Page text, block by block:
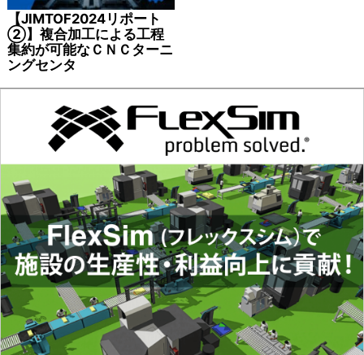
【JIMTOF2024リポート
②】複合加工による工程
集約が可能なＣＮＣターニ
ングセンタ